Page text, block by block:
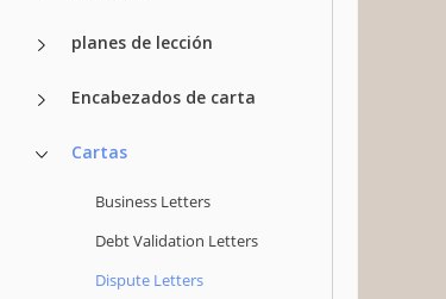
planes de lección
Encabezados de carta
Cartas
Business Letters
Debt Validation Letters
Dispute Letters